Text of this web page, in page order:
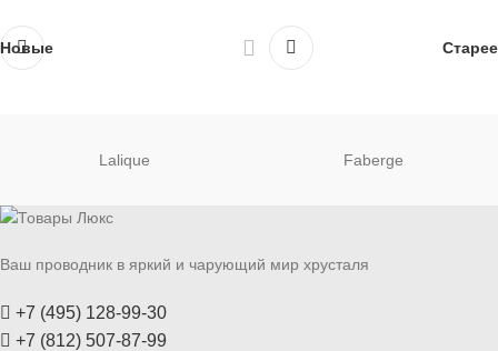
Новые Старее
Lalique Faberge
Ваш проводник в яркий и чарующий мир хрусталя
+7 (495) 128-99-30
+7 (812) 507-87-99